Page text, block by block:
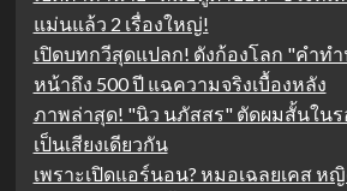
แม่นแล้ว 2 เรื่องใหญ่!
เปิดบทกวีสุดแปลก! ดังก้องโลก "คำท
หน้าถึง 500 ปี แฉความจริงเบื้องหลัง
ภาพล่าสุด! "นิว นภัสสร" ตัดผมสั้นใน
เป็นเสียงเดียวกัน
เพราะเปิดแอร์นอน? หมอเฉลยเคส ห